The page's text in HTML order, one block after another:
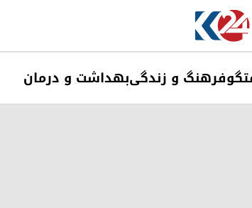
فرهنگ و زندگیبهداشت و درمان